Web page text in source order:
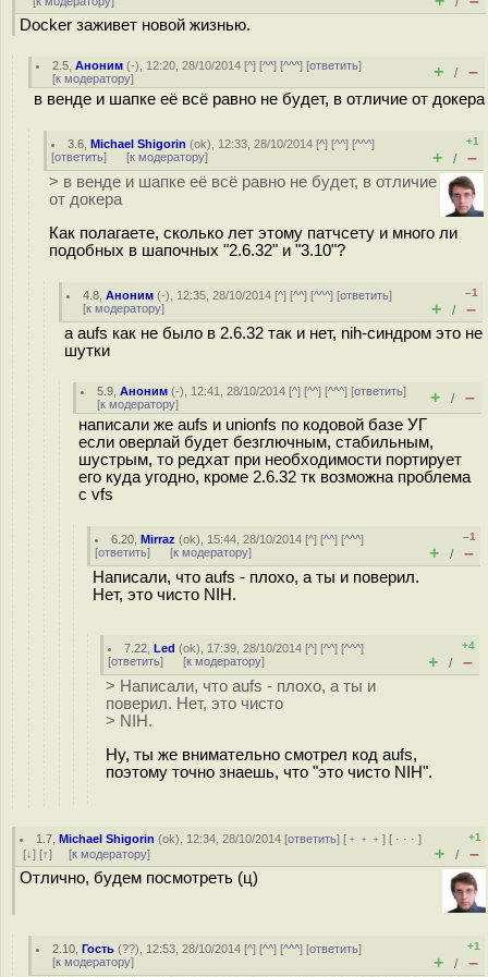
Docker заживет новой жизнью.
2.5 ,Аноним (-), 12:20, 28/10/2014 [^] [^^] [^^^] [ответить]
[к модератору] + / –
в венде и шапке её всё равно не будет, в отличие от докера
3.6 ,Michael Shigorin (ok), 12:33, 28/10/2014 [^] [^^] [^^^]
[ответить] [к модератору]
+1
+ / –
> в венде и шапке её всё равно не будет, в отличие
от докера
Как полагаете, сколько лет этому патчсету и много ли
подобных в шапочных "2.6.32" и "3.10"?
4.8 ,Аноним (-), 12:35, 28/10/2014 [^] [^^] [^^^] [ответить]
[к модератору]
–1
+ / –
а aufs как не было в 2.6.32 так и нет, nih-синдром это не
шутки
5.9 ,Аноним (-), 12:41, 28/10/2014 [^] [^^] [^^^] [ответить]
[к модератору] + / –
написали же aufs и unionfs по кодовой базе УГ
если оверлай будет безглючным, стабильным,
шустрым, то редхат при необходимости портирует
его куда угодно, кроме 2.6.32 тк возможна проблема
с vfs
6.20 ,Mirraz (ok), 15:44, 28/10/2014 [^] [^^] [^^^]
[ответить] [к модератору]
–1
+ / –
Написали, что aufs - плохо, а ты и поверил.
Нет, это чисто NIH.
7.22 ,Led (ok), 17:39, 28/10/2014 [^] [^^] [^^^]
[ответить] [к модератору]
+4
+ / –
> Написали, что aufs - плохо, а ты и
поверил. Нет, это чисто
> NIH.
Ну, ты же внимательно смотрел код aufs,
поэтому точно знаешь, что "это чисто NIH".
1.7 ,Michael Shigorin (ok), 12:34, 28/10/2014 [ответить] [ ﹢﹢﹢] [ · · ·]
[↓] [↑] [к модератору]
+1
+ / –
Отлично, будем посмотреть (ц)
2.10 ,Гость (??), 12:53, 28/10/2014 [^] [^^] [^^^] [ответить]
[к модератору]
+1
+ / –